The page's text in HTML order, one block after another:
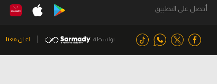
أحصل على التطبيق
بواسطة اعلن معنا